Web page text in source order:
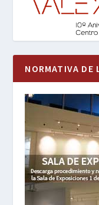
NORMATIVA DE